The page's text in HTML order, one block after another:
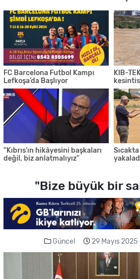
FC Barcelona Futbol Kampı
Lefkoşa’da Başlıyor
KIB-
“Kıbrıs’ın hikâyesini başkaları
değil, biz anlatmalıyız”
"Bize büyük bir
Güncel 29 Mayıs 2025